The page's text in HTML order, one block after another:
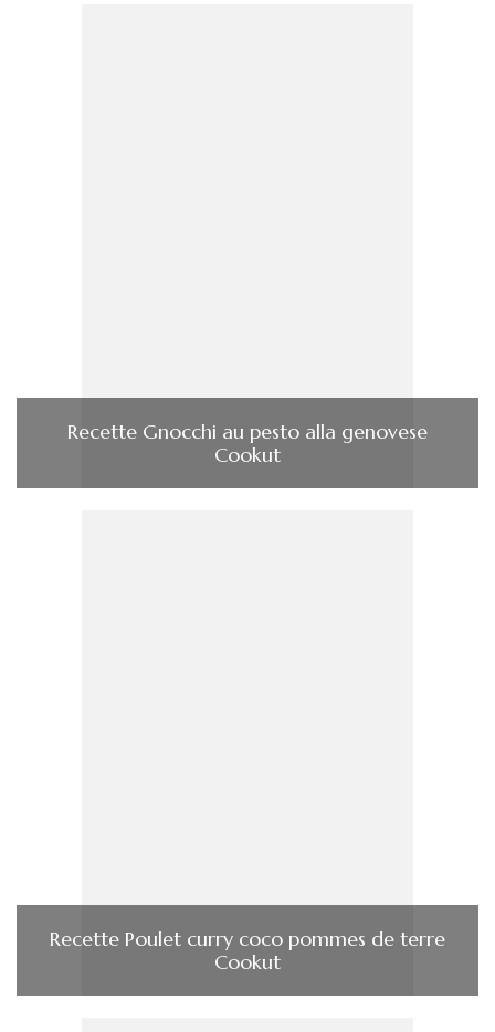
Recette Gnocchi au pesto alla genovese
Cookut
Recette Poulet curry coco pommes de terre
Cookut